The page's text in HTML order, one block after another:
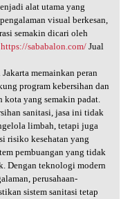
alat utama yang
visual berkesan,
semakin dicari oleh
https://sababalon.com/Jual
memainkan peran
program kebersihan dan
kota yang semakin padat.
sanitasi, jasa ini tidak
limbah, tetapi juga
risiko kesehatan yang
pembuangan yang tidak
Dengan teknologi modern
perusahaan-
sistem sanitasi tetap